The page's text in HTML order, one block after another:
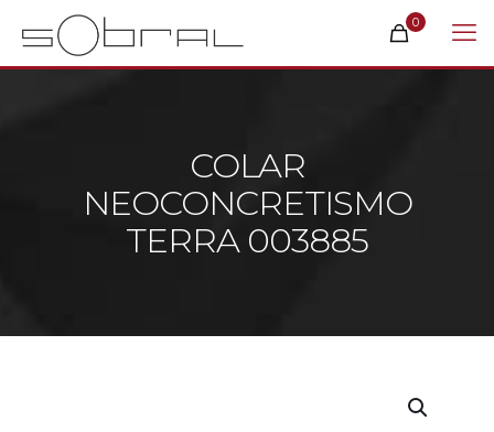
0
COLAR
NEOCONCRETISMO
TERRA 003885